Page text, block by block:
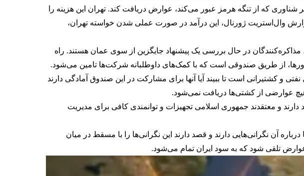
با ایالات متحده، از هر شناوری که از تنگه هرمز عبور می‌کند، عوارض دریافت کند. تهران این هزینه را
وال‌استریت ژورنال، این درآمد در صورت عملی شدن خواسته تهران،
در حال بررسی یک پیشنهاد جایگزین از سوی عمان هستند. راه
از طریق صندوقی است که با کمک‌های داوطلبانه شرکت‌ها تامین می‌شود.
کشتیرانی است تا ببیند آیا آنها برای مشارکت در این صندوق آمادگی دارند
هیچ عوارضی از کشتی‌ها دریافت نمی‌شود.
و معتقدند جمهوری اسلامی تجهیزات و توانمندی کافی برای مدیریت
آن نگرانی‌هایی دارند و قصد دارند این نگرانی‌ها را با مسقط در میان
تلقی شود که به سود ایران تمام می‌شود.